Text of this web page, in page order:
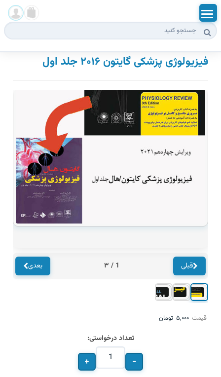
ورود
ثبت نام
فیزیولوژی پزشکی گایتون ۲۰۱۶ جلد اول
قبلی 1 / ۳ بعدی
قیمت ۵,۰۰۰ تومان
تعداد درخواستی:
−
+